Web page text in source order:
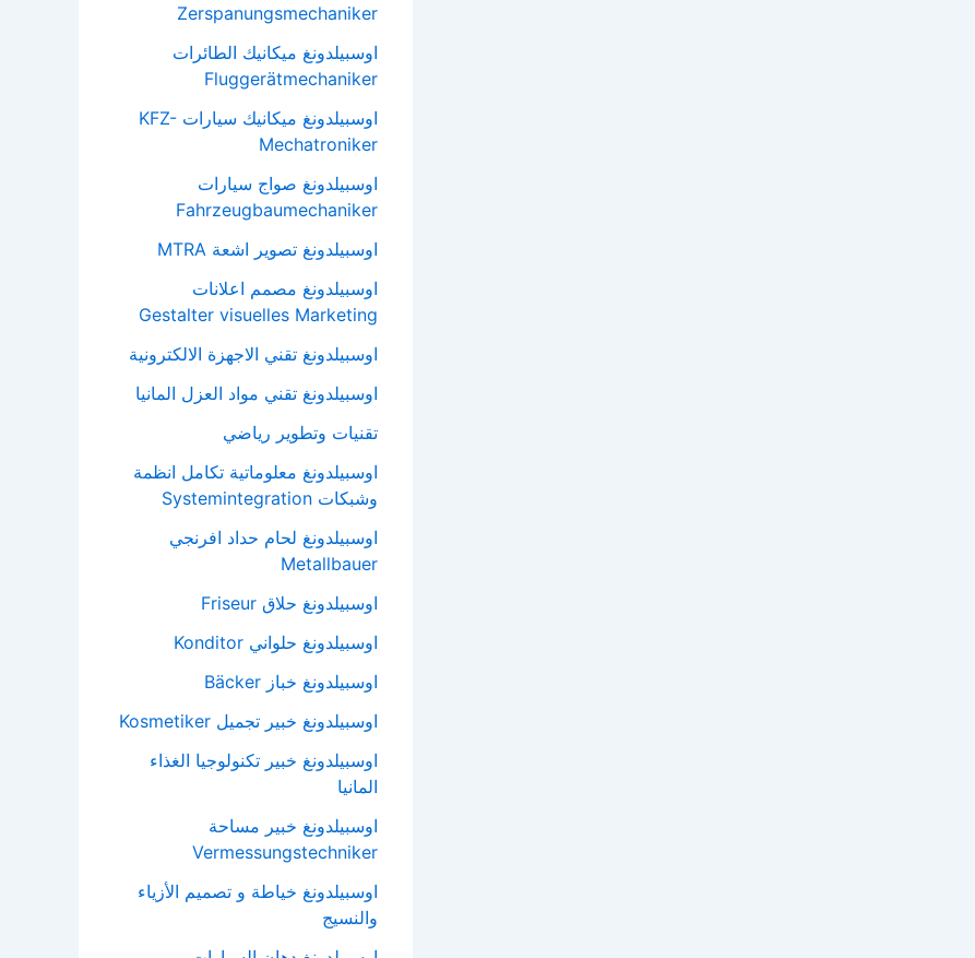
Zerspanungsmechaniker
اوسبيلدونغ ميكانيك الطائرات
Fluggerätmechaniker
اوسبيلدونغ ميكانيك سيارات KFZ-
Mechatroniker
اوسبيلدونغ صواج سيارات
Fahrzeugbaumechaniker
اوسبيلدونغ تصوير اشعة MTRA
اوسبيلدونغ مصمم اعلانات
Gestalter visuelles Marketing
اوسبيلدونغ تقني الاجهزة الالكترونية
اوسبيلدونغ تقني مواد العزل المانيا
تقنيات وتطوير رياضي
اوسبيلدونغ معلوماتية تكامل انظمة
وشبكات Systemintegration
اوسبيلدونغ لحام حداد افرنجي
Metallbauer
اوسبيلدونغ حلاق Friseur
اوسبيلدونغ حلواني Konditor
اوسبيلدونغ خباز Bäcker
اوسبيلدونغ خبير تجميل Kosmetiker
اوسبيلدونغ خبير تكنولوجيا الغذاء
المانيا
اوسبيلدونغ خبير مساحة
Vermessungstechniker
اوسبيلدونغ خياطة و تصميم الأزياء
والنسيج